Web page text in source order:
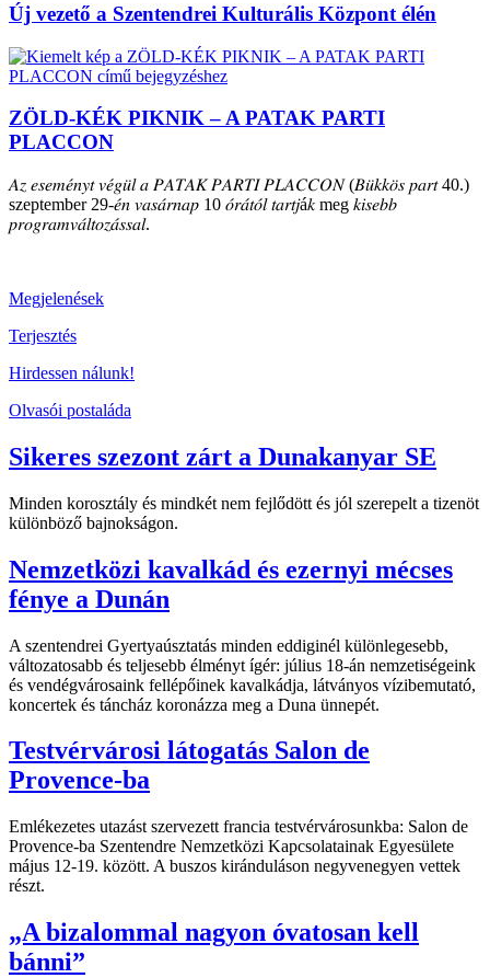
Új vezető a Szentendrei Kulturális Központ élén
ZÖLD-KÉK PIKNIK – A PATAK PARTI
PLACCON
𝐴𝑧 𝑒𝑠𝑒𝑚𝑒́𝑛𝑦𝑡 𝑣𝑒́𝑔𝑢̈𝑙 𝑎 𝑃𝐴𝑇𝐴𝐾 𝑃𝐴𝑅𝑇𝐼 𝑃𝐿𝐴𝐶𝐶𝑂𝑁 (𝐵𝑢̈𝑘𝑘𝑜̈𝑠 𝑝𝑎𝑟𝑡 40.)
szeptember 29-𝑒́𝑛 𝑣𝑎𝑠𝑎́𝑟𝑛𝑎𝑝 10 𝑜́𝑟𝑎́𝑡𝑜́𝑙 𝑡𝑎𝑟𝑡𝑗á𝑘 meg 𝑘𝑖𝑠𝑒𝑏𝑏
𝑝𝑟𝑜𝑔𝑟𝑎𝑚𝑣𝑎́𝑙𝑡𝑜𝑧𝑎́𝑠𝑠𝑎𝑙.
Megjelenések
Terjesztés
Hirdessen nálunk!
Olvasói postaláda
Sikeres szezont zárt a Dunakanyar SE
Minden korosztály és mindkét nem fejlődött és jól szerepelt a tizenöt
különböző bajnokságon.
Nemzetközi kavalkád és ezernyi mécses
fénye a Dunán
A szentendrei Gyertyaúsztatás minden eddiginél különlegesebb,
változatosabb és teljesebb élményt ígér: július 18-án nemzetiségeink
és vendégvárosaink fellépőinek kavalkádja, látványos vízibemutató,
koncertek és táncház koronázza meg a Duna ünnepét.
Testvérvárosi látogatás Salon de
Provence-ba
Emlékezetes utazást szervezett francia testvérvárosunkba: Salon de
Provence-ba Szentendre Nemzetközi Kapcsolatainak Egyesülete
május 12-19. között. A buszos kiránduláson negyvenegyen vettek
részt.
„A bizalommal nagyon óvatosan kell
bánni”